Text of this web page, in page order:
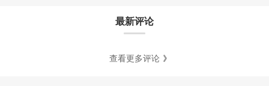
最新评论
查看更多评论